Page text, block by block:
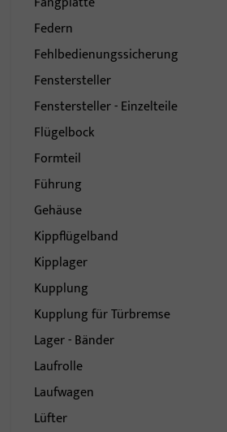
Federn
Fehlbedienungssicherung
Fenstersteller
Fenstersteller - Einzelteile
Flügelbock
Formteil
Führung
Gehäuse
Kippflügelband
Kipplager
Kupplung
Kupplung für Türbremse
Lager - Bänder
Laufrolle
Laufwagen
Lüfter